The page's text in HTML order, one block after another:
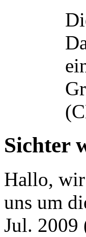
Sichter
Hallo, wir
uns um
Jul. 2009